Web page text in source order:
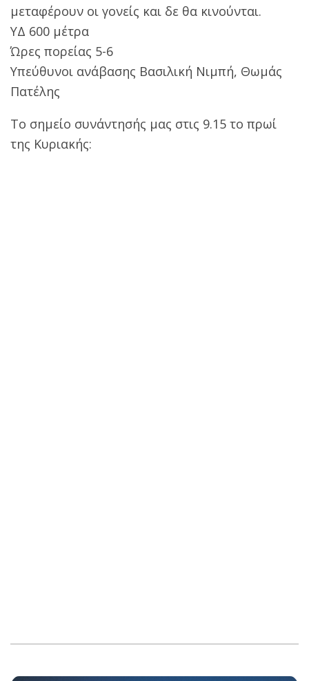
μεταφέρουν οι γονείς και δε θα κινούνται.
ΥΔ 600 μέτρα
Ώρες πορείας 5-6
Υπεύθυνοι ανάβασης Βασιλική Νιμπή, Θωμάς
Πατέλης
Το σημείο συνάντησής μας στις 9.15 το πρωί
της Κυριακής:
12-